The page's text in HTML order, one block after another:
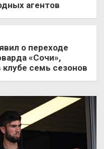
агентов
о переходе
«Сочи»,
семь сезонов